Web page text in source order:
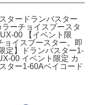
タードランバスター
ーチョイスブースタ
00 【イベント限
ョイスブースター。即
定】ドランバスター1-
00 イベント限定 カ
ター1-60Aベイコード